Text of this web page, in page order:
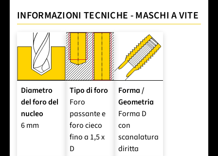
INFORMAZIONI TECNICHE - MASCHI A VITE
Diametro
del foro del
nucleo
6 mm
Tipo di foro
Foro
passante e
foro cieco
fino a 1,5 x
D
Forma /
Geometria
Forma D
con
scanalatura
diritta